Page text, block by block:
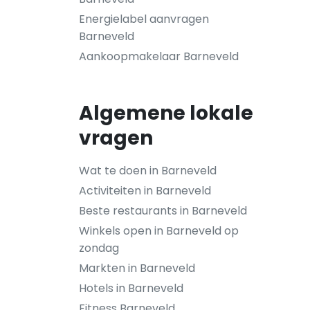
Energielabel aanvragen
Barneveld
Aankoopmakelaar Barneveld
Algemene lokale
vragen
Wat te doen in Barneveld
Activiteiten in Barneveld
Beste restaurants in Barneveld
Winkels open in Barneveld op
zondag
Markten in Barneveld
Hotels in Barneveld